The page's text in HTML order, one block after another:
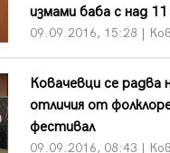
измами баба с над
09.09.2016, 15:28 |
Ковачевци се радва
отличия от
фестивал
09.09.2016, 08:43 |